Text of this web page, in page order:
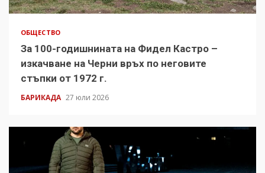
ОБЩЕСТВО
За 100-годишнината на Фидел Кастро –
изкачване на Черни връх по неговите
стъпки от 1972 г.
БАРИКАДА 27 юли 2026